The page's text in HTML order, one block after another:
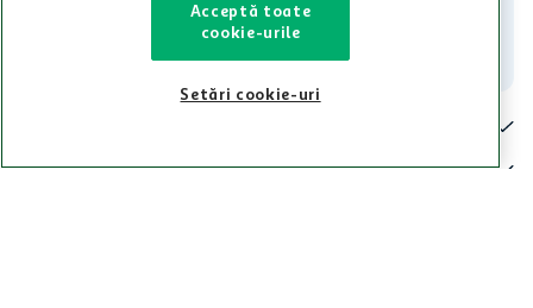
Contact
Cine suntem
Acceptă toate
cookie-urile
Setări cookie-uri